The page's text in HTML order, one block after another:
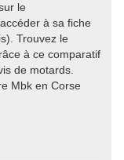
le
à sa fiche
Trouvez le
à ce comparatif
de motards.
Mbk en Corse